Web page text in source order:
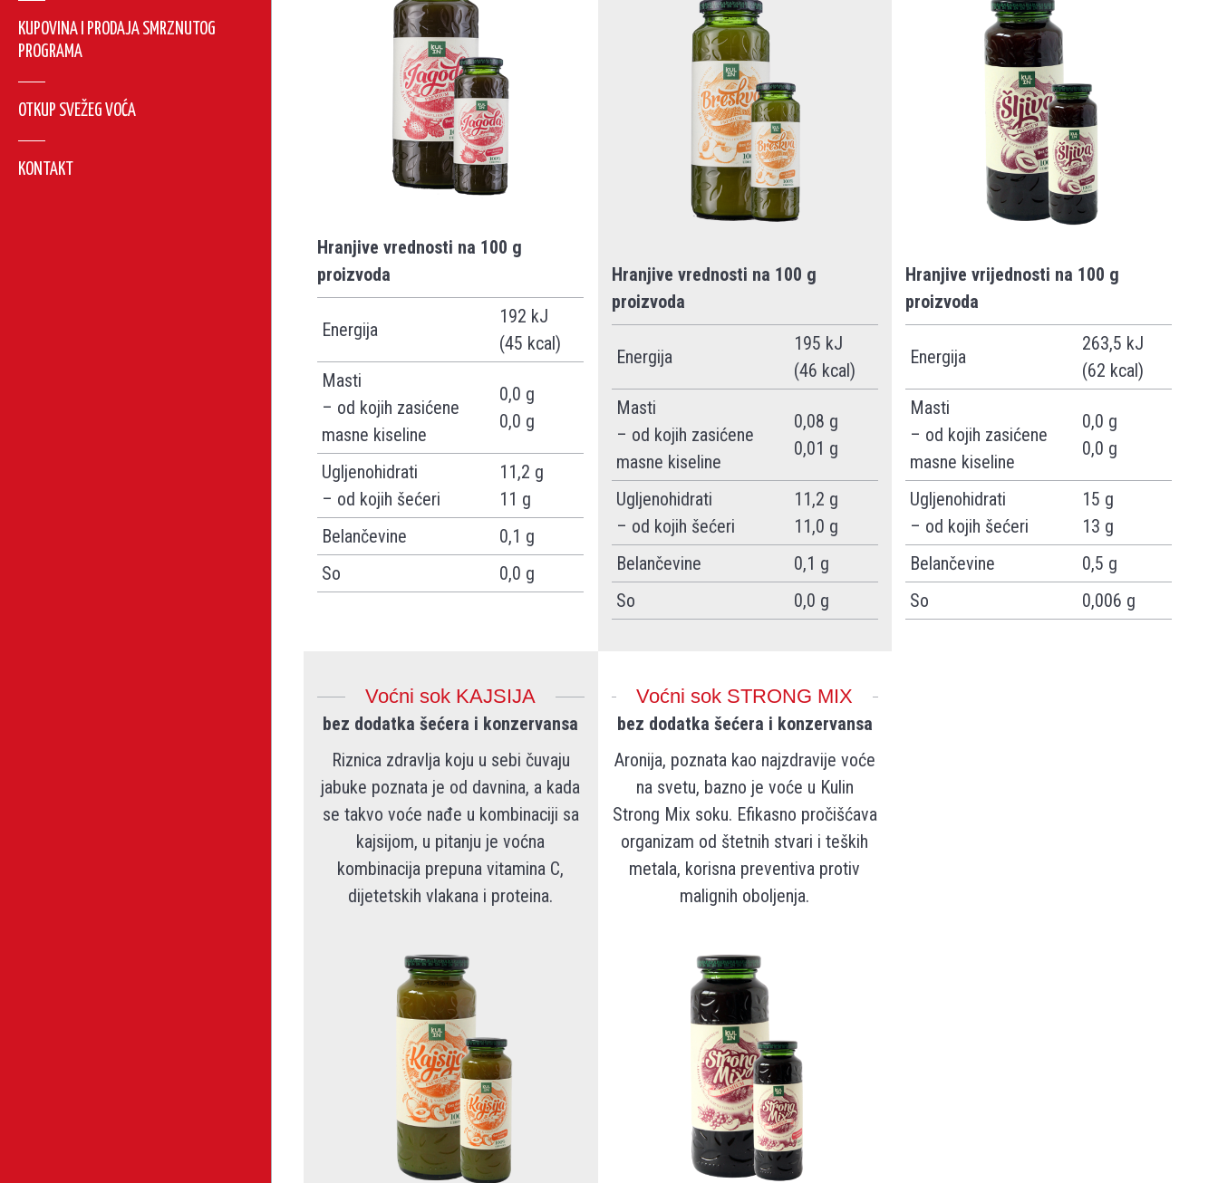
KUPOVINA I PRODAJA SMRZNUTOG
PROGRAMA
OTKUP SVEŽEG VOĆA
KONTAKT
Hranjive vrednosti na 100 g
proizvoda
Energija
192 kJ
(45 kcal)
Masti
– od kojih zasićene
masne kiseline
0,0 g
0,0 g
Ugljenohidrati
– od kojih šećeri
11,2 g
11 g
Belančevine
0,1 g
So
0,0 g
Hranjive vrednosti na 100 g
proizvoda
Energija
195 kJ
(46 kcal)
Masti
– od kojih zasićene
masne kiseline
0,08 g
0,01 g
Ugljenohidrati
– od kojih šećeri
11,2 g
11,0 g
Belančevine
0,1 g
So
0,0 g
Hranjive vrijednosti na 100 g
proizvoda
Energija
263,5 kJ
(62 kcal)
Masti
– od kojih zasićene
masne kiseline
0,0 g
0,0 g
Ugljenohidrati
– od kojih šećeri
15 g
13 g
Belančevine
0,5 g
So
0,006 g
Voćni sok KAJSIJA
bez dodatka šećera i konzervansa
Riznica zdravlja koju u sebi čuvaju
jabuke poznata je od davnina, a kada
se takvo voće nađe u kombinaciji sa
kajsijom, u pitanju je voćna
kombinacija prepuna vitamina C,
dijetetskih vlakana i proteina.
Voćni sok STRONG MIX
bez dodatka šećera i konzervansa
Aronija, poznata kao najzdravije voće
na svetu, bazno je voće u Kulin
Strong Mix soku. Efikasno pročišćava
organizam od štetnih stvari i teških
metala, korisna preventiva protiv
malignih oboljenja.